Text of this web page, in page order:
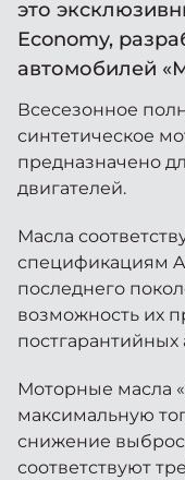
Кредитные
Калькулятор трейд-
Страховые
Моторное масло
СЕРВИСНЫЕ
КОНТАКТЫ
это
Economy,
автомобилей
Всесезонное
синтетическое
предназначено
двигателей.
Масла
спецификациям
последнего
возможность их
постгарантийных
Моторные масла
максимальную
снижение
соответствуют